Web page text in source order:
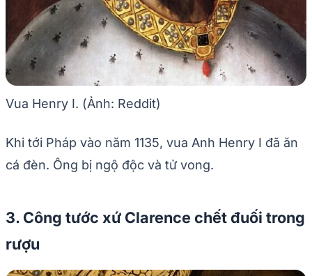
Vua Henry I. (Ảnh: Reddit)
Khi tới Pháp vào năm 1135, vua Anh Henry I đã ăn
cá đèn. Ông bị ngộ độc và tử vong.
3. Công tước xứ Clarence chết đuối trong
rượu